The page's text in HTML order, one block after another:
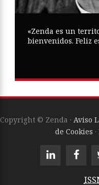
«Zenda es un
bienvenidos. Feliz
Copyright © Zenda · Aviso
de Cookies ·